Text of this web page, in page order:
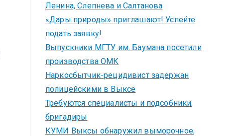
Ленина, Слепнева и Салтанова
«Дары природы» приглашают! Успейте
подать заявку!
Выпускники МГТУ им. Баумана посетили
производства ОМК
Наркосбытчик-рецидивист задержан
полицейскими в Выксе
Требуются специалисты и подсобники,
бригадиры
КУМИ Выксы обнаружил выморочное,